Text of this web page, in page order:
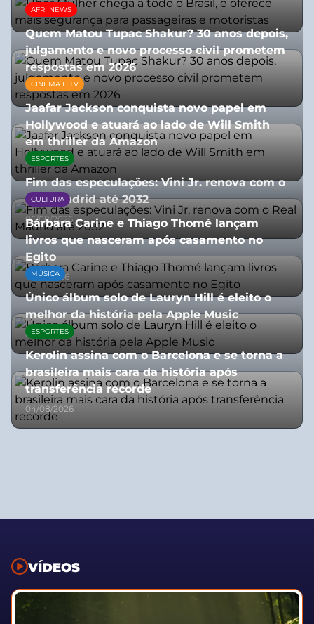
10/07/2026
AFRI NEWS
Quem Matou Tupac Shakur? 30 anos depois,
julgamento e novo processo civil prometem
respostas em 2026
05/08/2026
CINEMA E TV
Jaafar Jackson conquista novo papel em
Hollywood e atuará ao lado de Will Smith
em thriller da Amazon
06/08/2026
ESPORTES
Fim das especulações: Vini Jr. renova com o
Real Madrid até 2032
06/08/2026
CULTURA
Bárbara Carine e Thiago Thomé lançam
livros que nasceram após casamento no
Egito
10/07/2026
MÚSICA
Único álbum solo de Lauryn Hill é eleito o
melhor da história pela Apple Music
06/08/2026
ESPORTES
Kerolin assina com o Barcelona e se torna a
brasileira mais cara da história após
transferência recorde
04/08/2026
VÍDEOS